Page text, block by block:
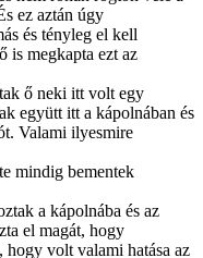
ez aztán úgy
és tényleg el kell
is megkapta ezt az
ő neki itt volt egy
együtt itt a kápolnában és
Valami ilyesmire
mindig bementek
a kápolnába és az
el magát, hogy
volt valami hatása az